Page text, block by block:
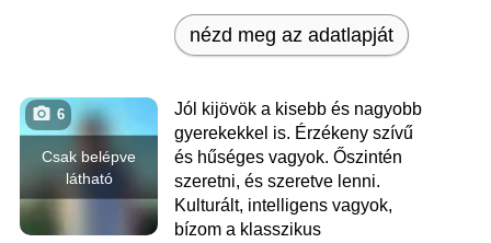
nézd meg az adatlapját
Csak belépve
látható
6
Jól kijövök a kisebb és nagyobb
gyerekekkel is. Érzékeny szívű
és hűséges vagyok. Őszintén
szeretni, és szeretve lenni.
Kulturált, intelligens vagyok,
bízom a klasszikus